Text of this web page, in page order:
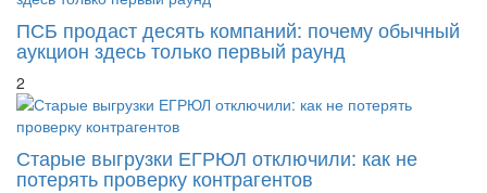
ПСБ продаст десять компаний: почему обычный
аукцион здесь только первый раунд
2
Старые выгрузки ЕГРЮЛ отключили: как не
потерять проверку контрагентов